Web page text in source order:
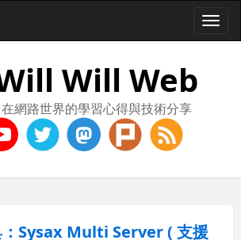
Will Web
網路世界的學習心得與技術分享
：Sysax Multi Server ( 支援